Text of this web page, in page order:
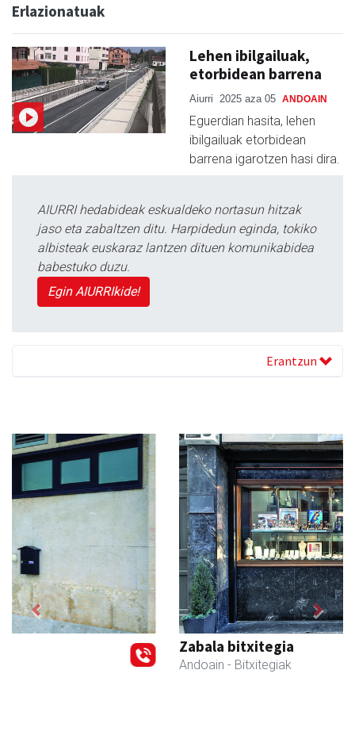
Erlazionatuak
Lehen ibilgailuak,
etorbidean barrena
Aiurri 2025 aza 05 ANDOAIN
Eguerdian hasita, lehen
ibilgailuak etorbidean
barrena igarotzen hasi dira.
AIURRI hedabideak eskualdeko nortasun hitzak
jaso eta zabaltzen ditu. Harpidedun eginda, tokiko
albisteak euskaraz lantzen dituen komunikabidea
babestuko duzu.
Egin AIURRIkide!
Erantzun
Previous Next